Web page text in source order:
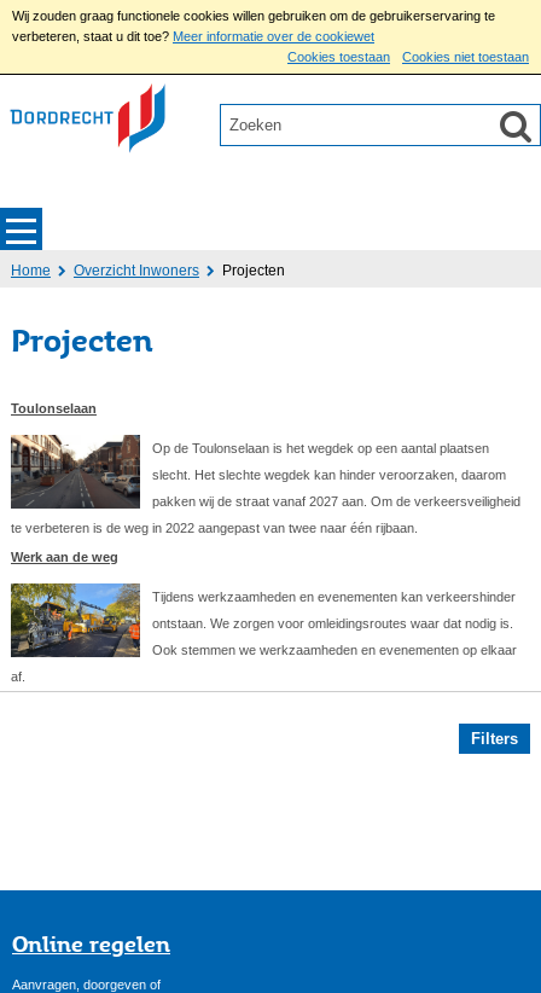
Wij zouden graag functionele cookies willen gebruiken om de gebruikerservaring te
verbeteren, staat u dit toe? Meer informatie over de cookiewet
Cookies toestaan
Cookies niet toestaan
Home Overzicht Inwoners Projecten
Projecten
Toulonselaan
Op de Toulonselaan is het wegdek op een aantal plaatsen
slecht. Het slechte wegdek kan hinder veroorzaken, daarom
pakken wij de straat vanaf 2027 aan. Om de verkeersveiligheid
te verbeteren is de weg in 2022 aangepast van twee naar één rijbaan.
Werk aan de weg
Tijdens werkzaamheden en evenementen kan verkeershinder
ontstaan. We zorgen voor omleidingsroutes waar dat nodig is.
Ook stemmen we werkzaamheden en evenementen op elkaar
af.
Filters
Online regelen
Aanvragen, doorgeven of